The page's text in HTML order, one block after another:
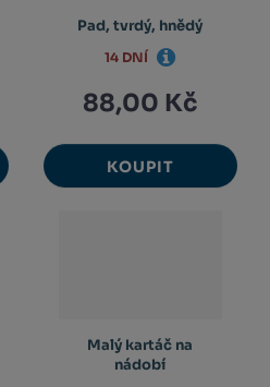
Pad, tvrdý, hnědý
88,00 Kč
KOUPIT
14 DNÍ
Malý kartáč na
nádobí